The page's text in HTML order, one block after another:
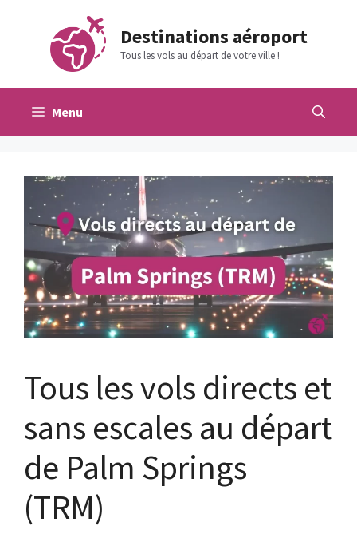
contenu
Destinations aéroport
Tous les vols au départ de votre ville !
Menu
Tous les vols directs et
sans escales au départ
de Palm Springs
(TRM)